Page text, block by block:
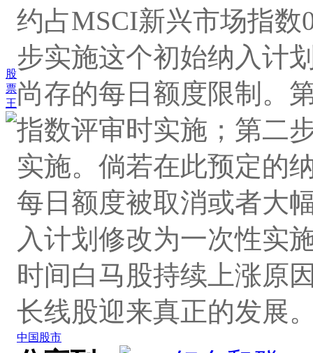
股
票
王
约占MSCI新兴市场指数
步实施这个初始纳入计
尚存的每日额度限制。
指数评审时实施；第二
实施。倘若在此预定的
每日额度被取消或者大
入计划修改为一次性实
时间白马股持续上涨原
长线股迎来真正的发展
中国股市